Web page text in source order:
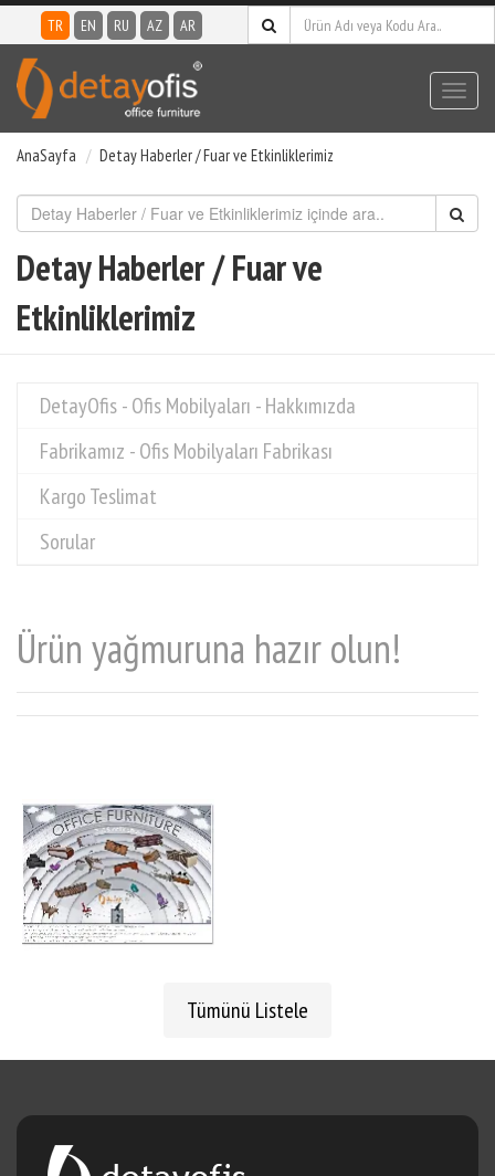
TR EN RU AZ AR
AnaSayfa Detay Haberler/ Fuar ve Etkinliklerimiz
Detay Haberler / Fuar ve
Etkinliklerimiz
DetayOfis - Ofis Mobilyaları - Hakkımızda
Fabrikamız - Ofis Mobilyaları Fabrikası
Kargo Teslimat
Sorular
Ürün yağmuruna hazır olun!
Tümünü Listele